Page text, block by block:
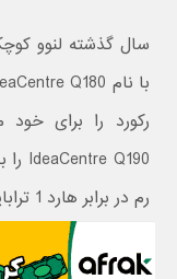
سال گذشته لنوو
رکورد را برای
رم در برابر هارد 1 ترابایتی معرفی کرده است .